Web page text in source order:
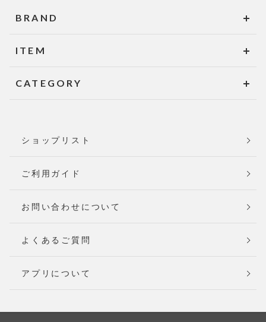
BRAND
ITEM
CATEGORY
ショップリスト
ご利用ガイド
お問い合わせについて
よくあるご質問
アプリについて